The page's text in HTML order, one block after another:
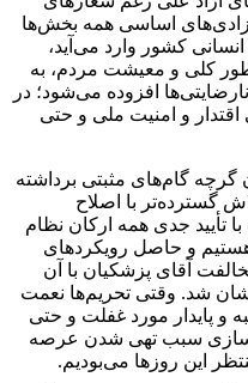
اساسی همه بخش‌ها
کشور وارد می‌آید،
کلی و معیشت مردم، به
افزوده می‌شود؛ در
و امنیت ملی و حتی
گام‌های مثبتی برداشته
گسترده‌تر با اصلاح
تأیید جدی همه ارکان نظام
و حاصل رویکرد‌های
آقای پزشکیان با آن
شد. وقتی تحریم‌ها نعمت
و پایدار مورد غفلت و حتی
سازی سبب تهی شدن عرصه
این روز‌ها می‌بودیم.